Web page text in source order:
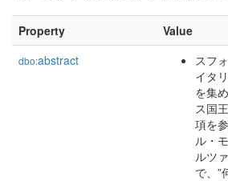
Property Value
dbo:abstract
スフ
イタ
を集
ス国
項を
ル・
ルツ
で、”